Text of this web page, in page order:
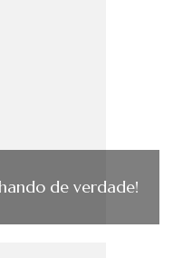
de verdade!